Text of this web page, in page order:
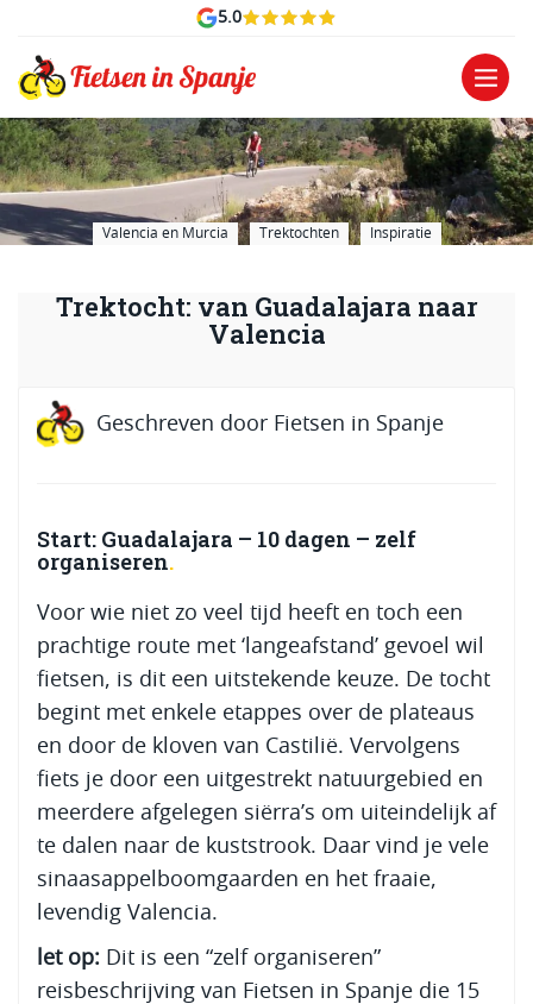
5.0
Valencia en Murcia Trektochten Inspiratie
Trektocht: van Guadalajara naar
Valencia
Geschreven door Fietsen in Spanje
Start: Guadalajara – 10 dagen – zelf
organiseren
Voor wie niet zo veel tijd heeft en toch een
prachtige route met ‘langeafstand’ gevoel wil
fietsen, is dit een uitstekende keuze. De tocht
begint met enkele etappes over de plateaus
en door de kloven van Castilië. Vervolgens
fiets je door een uitgestrekt natuurgebied en
meerdere afgelegen siërra’s om uiteindelijk af
te dalen naar de kuststrook. Daar vind je vele
sinaasappelboomgaarden en het fraaie,
levendig Valencia.
let op: Dit is een “zelf organiseren”
reisbeschrijving van Fietsen in Spanje die 15